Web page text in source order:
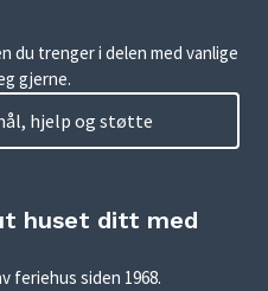
du trenger i delen med vanlige
gjerne.
hjelp og støtte
huset ditt med
feriehus siden 1968.